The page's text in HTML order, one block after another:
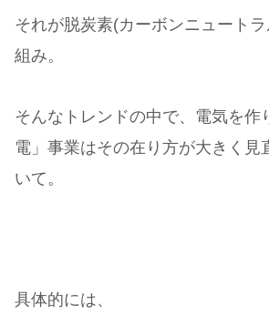
それが脱炭素(カーボンニュート
組み。
そんなトレンドの中で、電気を作
電」事業はその在り方が大きく見
いて。
具体的には、